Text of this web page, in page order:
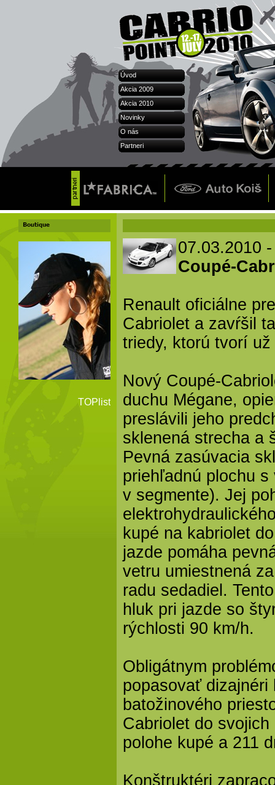
Úvod
Akcia 2009
Akcia 2010
Novinky
O nás
Partneri
07.03.2010
Coupé-
Renault oficiálne
Cabriolet a zavŕšil
triedy, ktorú tvorí
Nový Coupé-
duchu Mégane,
preslávili jeho
sklenená strecha a
Pevná zasúvacia
priehľadnú plochu
v segmente). Jej
kupé na kabriolet
jazde pomáha
vetru umiestnená
radu sedadiel.
hluk pri jazde so
rýchlosti 90 km/h.
Obligátnym
popasovať dizajnéri
batožinového
Cabriolet do svojich
polohe kupé a 211
Konštruktéri